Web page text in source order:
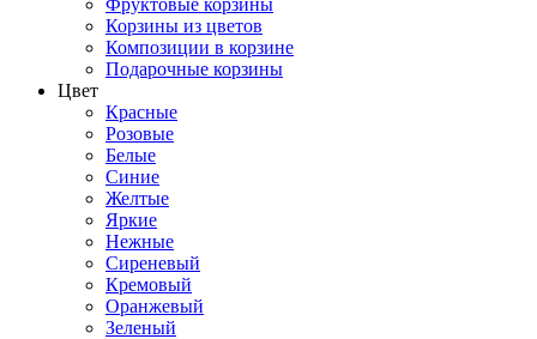
Фруктовые корзины
Корзины из цветов
Композиции в корзине
Подарочные корзины
Цвет
Красные
Розовые
Белые
Синие
Желтые
Яркие
Нежные
Сиреневый
Кремовый
Оранжевый
Зеленый